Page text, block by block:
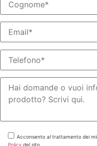
Acconsento al trattamento dei
Policy del sito